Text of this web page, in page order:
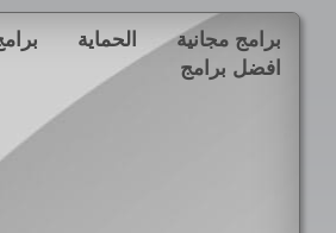
برامج مجانية الحماية
افضل برامج